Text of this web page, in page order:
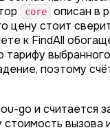
core
описан в
цену стоит
к FindAll
тарифу
поэтому
go и считается
вызова